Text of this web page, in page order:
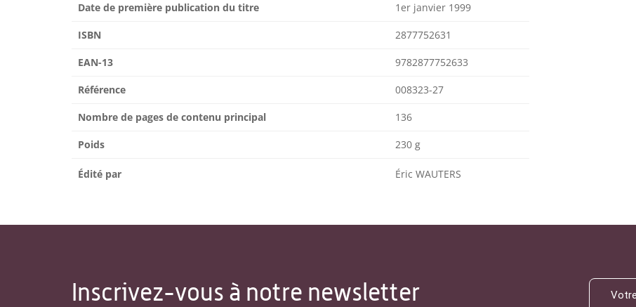
Date de première publication du titre 1er janvier 1999
ISBN 2877752631
EAN-13 9782877752633
Référence 008323-27
Nombre de pages de contenu principal 136
Poids 230 g
Édité par Éric WAUTERS
Inscrivez-vous à notre newsletter